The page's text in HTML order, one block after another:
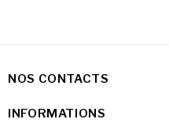
NOS CONTACTS
INFORMATIONS